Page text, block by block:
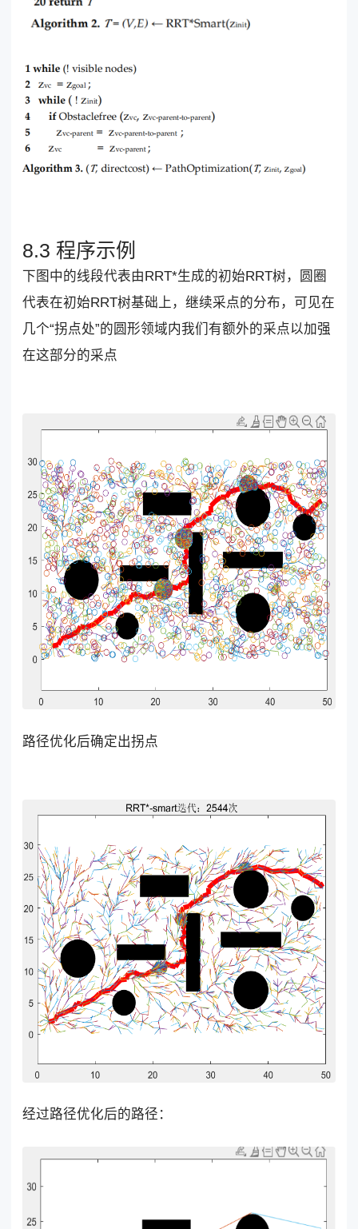
8.3 程序示例
下图中的线段代表由RRT*生成的初始RRT树，圆圈
代表在初始RRT树基础上，继续采点的分布，可见在
几个“拐点处”的圆形领域内我们有额外的采点以加强
在这部分的采点
路径优化后确定出拐点
经过路径优化后的路径：